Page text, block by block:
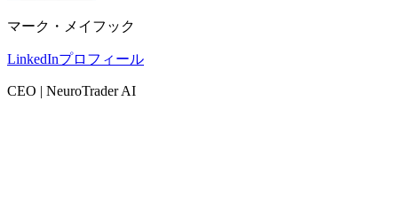
マーク・メイフック
LinkedInプロフィール
CEO | NeuroTrader AI